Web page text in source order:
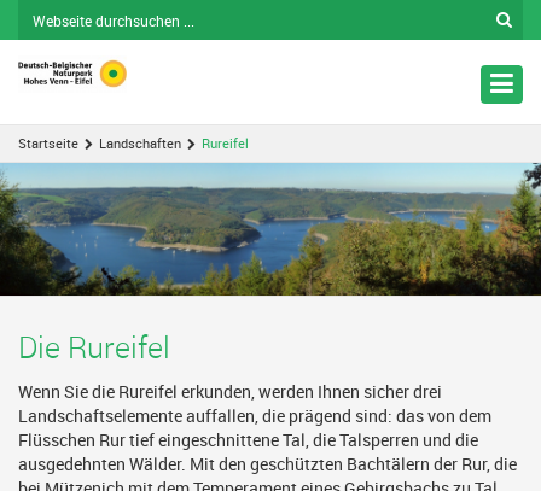
Startseite Landschaften Rureifel
Die Rureifel
Wenn Sie die Rureifel erkunden, werden Ihnen sicher drei
Landschaftselemente auffallen, die prägend sind: das von dem
Flüsschen Rur tief eingeschnittene Tal, die Talsperren und die
ausgedehnten Wälder. Mit den geschützten Bachtälern der Rur, die